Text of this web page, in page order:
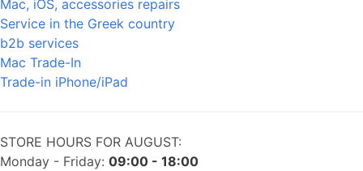
Mac, iOS, accessories repairs
Service in the Greek country
b2b services
Mac Trade-In
Trade-in iPhone/iPad
STORE HOURS FOR AUGUST:
Monday - Friday: 09:00 - 18:00